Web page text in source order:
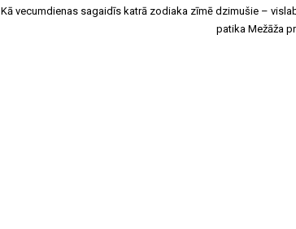
Kā vecumdienas sagaidīs katrā zodiaka zīmē dzimušie –
patika Mežāža